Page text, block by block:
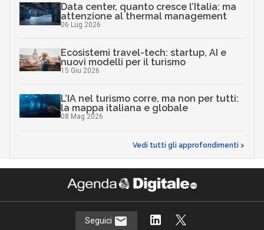
Data center, quanto cresce l’Italia: ma
attenzione al thermal management
06 Lug 2026
Ecosistemi travel-tech: startup, AI e
nuovi modelli per il turismo
15 Giu 2026
L’IA nel turismo corre, ma non per tutti:
la mappa italiana e globale
08 Mag 2026
Vedi tutti gli approfondimenti >
Seguici